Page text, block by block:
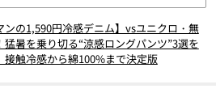
ンの1,590円冷感デニム】vsユニクロ・無
猛暑を乗り切る“涼感ロングパンツ”3選を
接触冷感から綿100%まで決定版